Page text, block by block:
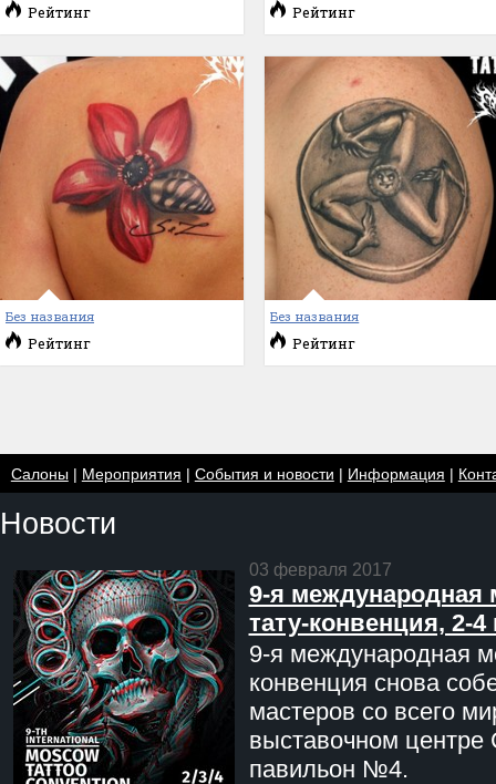
Рейтинг Рейтинг
Без названия
Рейтинг
Без названия
Рейтинг
Салоны| Мероприятия | События и новости | Информация |
Новости
03 февраля 2017
9-я международная
тату-конвенция, 2-
9-я международная
конвенция снова
мастеров со всего
выставочном центре
павильон №4.